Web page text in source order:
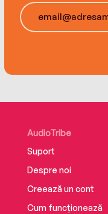
AudioTribe
Suport
Despre noi
Creează un cont
Cum funcționează